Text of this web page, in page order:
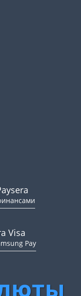
Visa
Pay